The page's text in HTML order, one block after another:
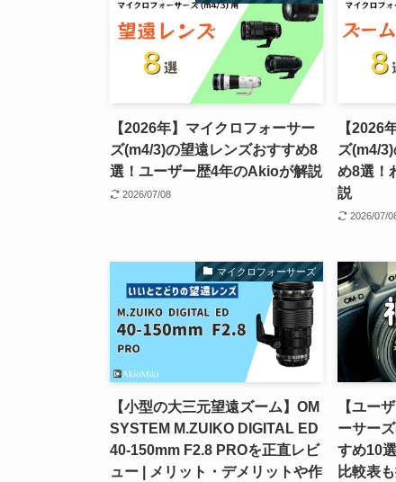
【2026年】マイクロフォーサー
ズ(m4/3)の望遠レンズおすすめ8
選！ユーザー歴4年のAkioが解説
2026/07/08
【2026
ズ(m4/
め8選！
説
2026/07/
マイクロフォーサーズ
【小型の大三元望遠ズーム】OM
SYSTEM M.ZUIKO DIGITAL ED
40-150mm F2.8 PROを正直レビ
ュー | メリット・デメリットや作
【ユー
ーサー
すめ10
比較表